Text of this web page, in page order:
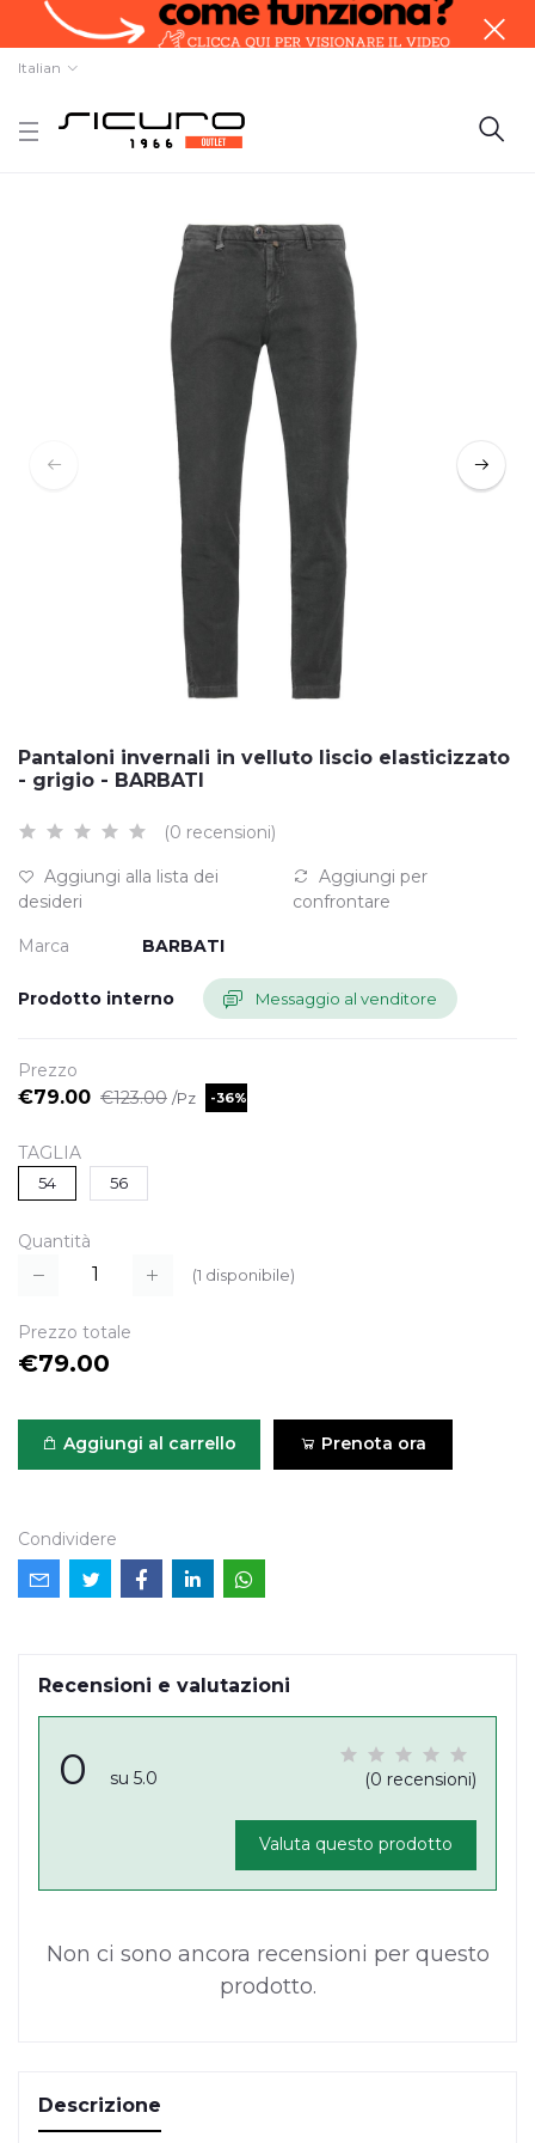
Italian
Pantaloni invernali in velluto liscio elasticizzato
- grigio - BARBATI
(0 recensioni)
Aggiungi alla lista dei
desideri
Aggiungi per
confrontare
Marca BARBATI
Prodotto interno Messaggio al venditore
Prezzo
€79.00 €123.00 /Pz -36%
TAGLIA
54 56
Quantità
(1 disponibile)
Prezzo totale
€79.00
Aggiungi al carrello Prenota ora
Condividere
Recensioni e valutazioni
0 su 5.0 (0 recensioni)
Valuta questo prodotto
Non ci sono ancora recensioni per questo
prodotto.
Descrizione